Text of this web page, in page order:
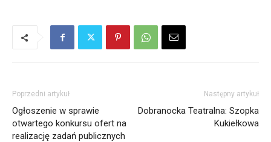
Poprzedni artykuł
Ogłoszenie w sprawie
otwartego konkursu ofert na
realizację zadań publicznych
Następny artykuł
Dobranocka Teatralna: Szopka
Kukiełkowa